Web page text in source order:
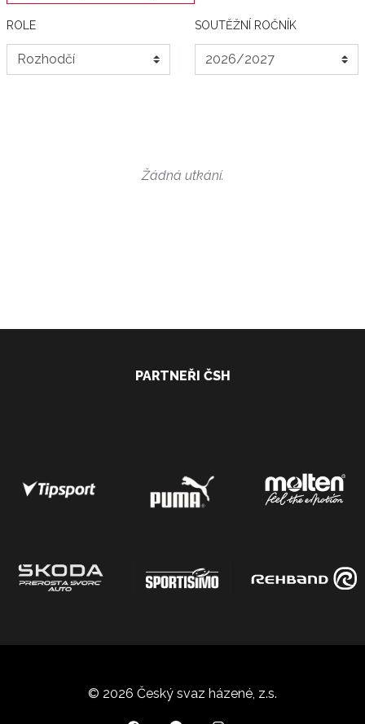
ROLE SOUTĚŽNÍ ROČNÍK
Žádná utkání.
PARTNEŘI ČSH
© 2026 Český svaz házené, z.s.